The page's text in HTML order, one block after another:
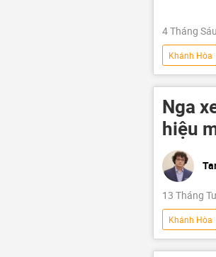
4 Tháng
Khánh Hòa
Nga
hiệu
13 Tháng
Khánh Hòa
Liên bang